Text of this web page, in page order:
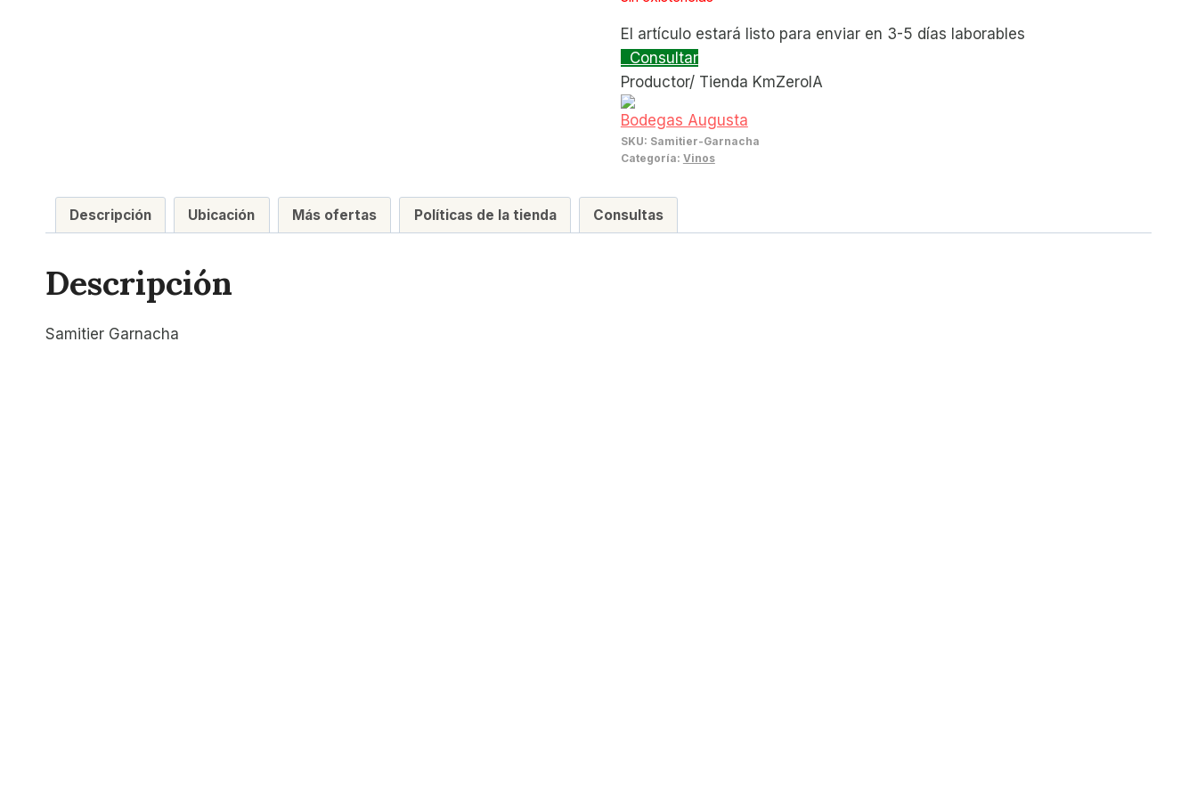
El artículo estará listo para enviar en 3-5 días laborables
Consultar
Productor/ Tienda KmZeroIA
Bodegas Augusta
SKU: Samitier-Garnacha
Categoría: Vinos
Descripción Ubicación Más ofertas Políticas de la tienda Consultas
Descripción
Samitier Garnacha